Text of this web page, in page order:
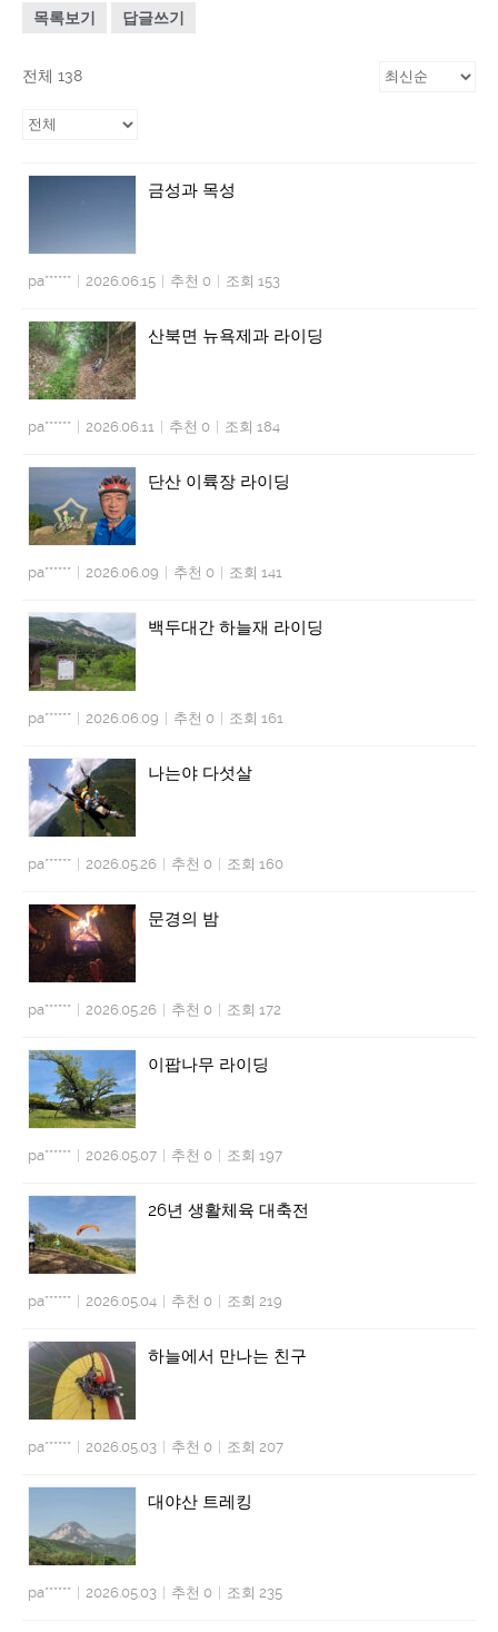
목록보기 답글쓰기
전체 138
금성과 목성
pa****** 2026.06.15 추천 0 조회 153
산북면 뉴욕제과 라이딩
pa****** 2026.06.11 추천 0 조회 184
단산 이륙장 라이딩
pa****** 2026.06.09 추천 0 조회 141
백두대간 하늘재 라이딩
pa****** 2026.06.09 추천 0 조회 161
나는야 다섯살
pa****** 2026.05.26 추천 0 조회 160
문경의 밤
pa****** 2026.05.26 추천 0 조회 172
이팝나무 라이딩
pa****** 2026.05.07 추천 0 조회 197
26년 생활체육 대축전
pa****** 2026.05.04 추천 0 조회 219
하늘에서 만나는 친구
pa****** 2026.05.03 추천 0 조회 207
대야산 트레킹
pa****** 2026.05.03 추천 0 조회 235